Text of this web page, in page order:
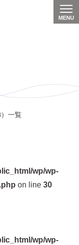
MENU
一覧
wp/wp-
on line 30
wp/wp-